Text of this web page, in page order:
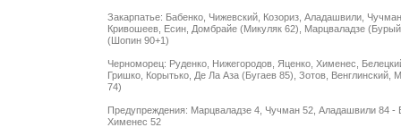
Закарпатье: Бабенко, Чижевский, Козориз, Аладашвили,
Кривошеев, Есин, Домбрайе (Микуляк 62), Марцваладзе
(Шопин 90+1)
Черноморец: Руденко, Нижегородов, Яценко, Хименес,
Гришко, Корытько, Де Ла Аза (Бугаев 85), Зотов,
74)
Предупреждения: Марцваладзе 4, Чучман 52, Аладашвили 84 -
Хименес 52